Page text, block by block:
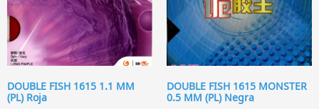
DOUBLE FISH 1615 1.1 MM
(PL) Roja
DOUBLE FISH 1615 MONSTER
0.5 MM (PL) Negra